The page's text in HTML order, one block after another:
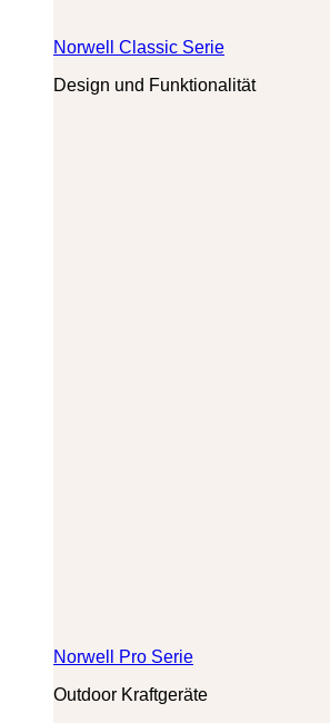
Norwell Classic Serie
Design und Funktionalität
Norwell Pro Serie
Outdoor Kraftgeräte